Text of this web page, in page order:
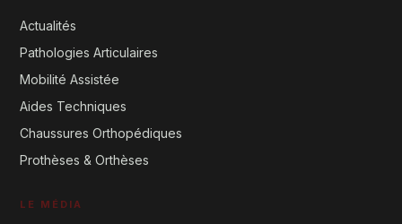
Actualités
Pathologies Articulaires
Mobilité Assistée
Aides Techniques
Chaussures Orthopédiques
Prothèses & Orthèses
LE MÉDIA